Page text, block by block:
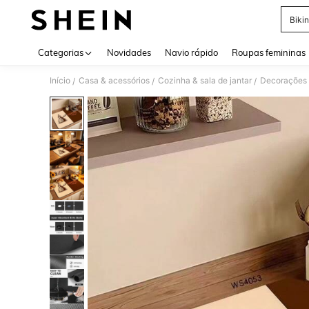
Categorias Novidades Navio rápido Roupas femininas
Início / Casa & acessórios / Cozinha & sala de jantar /